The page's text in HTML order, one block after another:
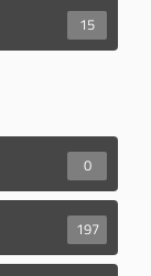
15
0
197